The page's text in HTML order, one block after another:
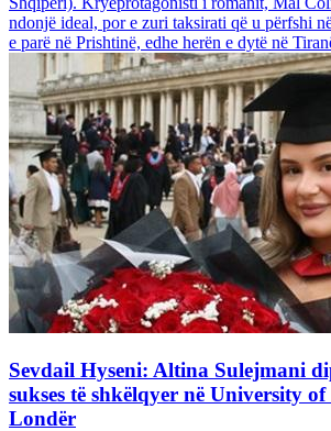
ndonjë ideal, por e zuri taksirati që u përfshi
e parë në Prishtinë, edhe herën e dytë në
Sevdail Hyseni: Altina Sulejmani
sukses të shkëlqyer në University
Londër